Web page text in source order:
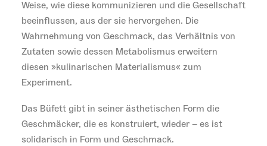
Weise, wie diese kommunizieren und die Gesellschaft
beeinflussen, aus der sie hervorgehen. Die
Wahrnehmung von Geschmack, das Verhältnis von
Zutaten sowie dessen Metabolismus erweitern
diesen »kulinarischen Materialismus« zum
Experiment.
Das Büfett gibt in seiner ästhetischen Form die
Geschmäcker, die es konstruiert, wieder – es ist
solidarisch in Form und Geschmack.